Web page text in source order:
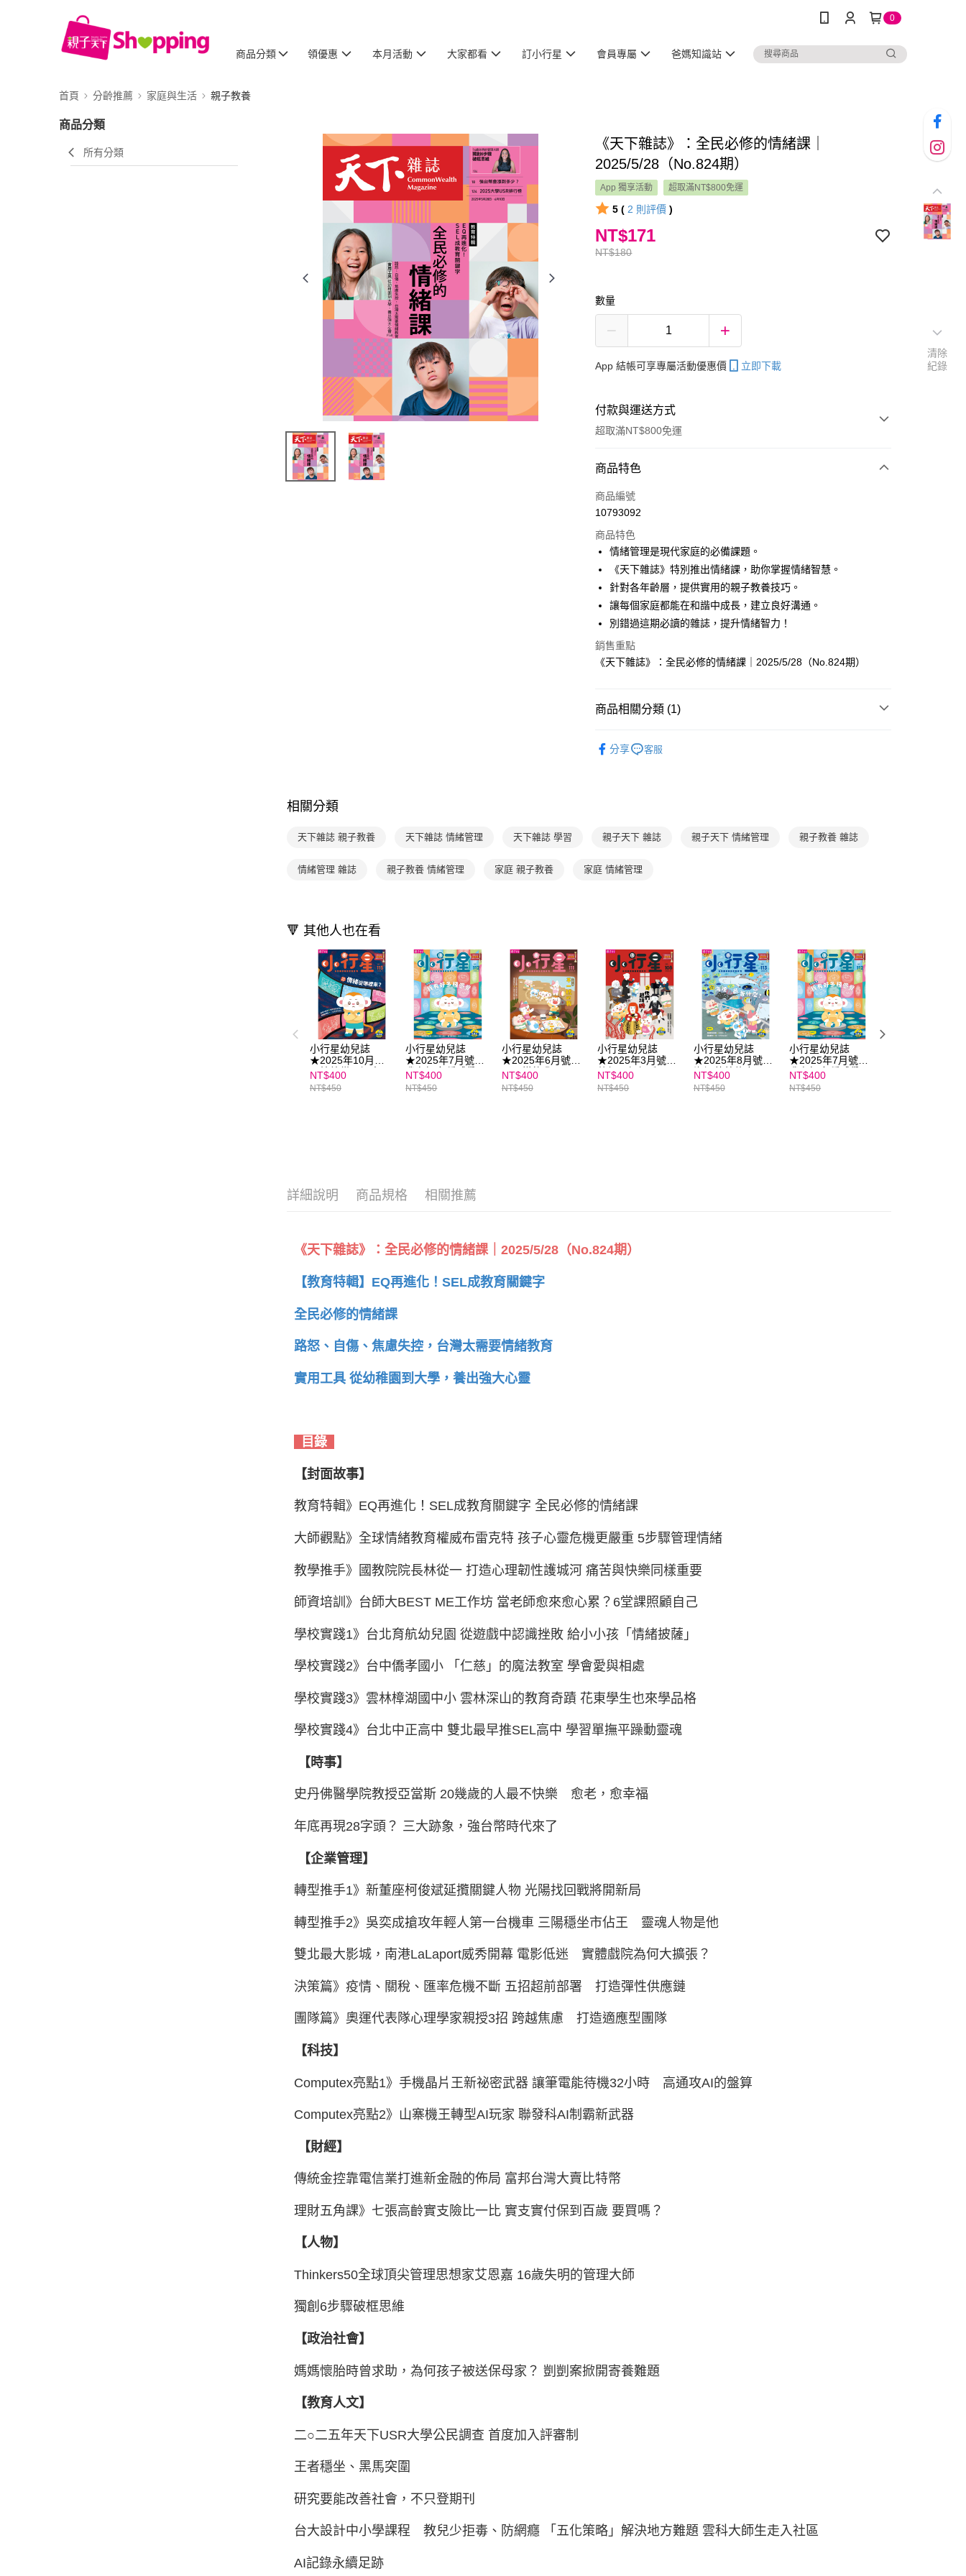
0
商品分類 領優惠 本月活動 大家都看 訂小行星 會員專屬 爸媽知識站
首頁 分齡推薦 家庭與生活 親子教養
商品分類
所有分類
《天下雜誌》：全民必修的情緒課｜
2025/5/28（No.824期）
App 獨享活動 超取滿NT$800免運
5 ( 2 則評價 )
NT$180
NT$171
數量
App 結帳可享專屬活動優惠價 立即下載
付款與運送方式
超取滿NT$800免運
付款方式
信用卡一次付款
Apple Pay
大哥付你分期
相關說明
【大哥付你分期使用說明】
1.本服務由台灣大哥大提供，台灣大哥大用戶可立即使用無須另外申請。
2.付款方式選擇「大哥付你分期」，訂單成立後會自動跳轉到大哥付的交易
流程，驗證手機門號後，選擇欲分期的期數、繳款截止日，確認付款後即
完成交易。
3.實際核准額度、可分期數及費用金額請依後續交易確認頁面所載為準。
無法說明評估內容。
醒簡訊。
款買賣價金債權讓與本公司後，依約使用本公司帳單繳交帳款。
資料（包含姓名、電話或地址）提供予台灣大哥大進項蒐集、處理及利
用，由本公司與您本人進行分期帳單所需資料之確認、核對及更正。
【關於「AFTEE先享後付」】
AFTEE先享後付是「在收到商品之後才付款」的支付方式。 讓您購物簡單
３．安心：先確認商品／服務後，再付款。
１．於結帳方式選擇「AFTEE先享後付」後，將跳轉至「AFTEE先享後
先享後付繳納相關費用。
是否繳費成功／繳費後需取消欲退款等相關疑問，請聯繫「AFTEE先享後
２．關於個人資料處理事宜，請瀏覽以下網址：
https://aftee.tw/terms/#terms3
３．未成年的使用者請事先徵得法定代理人或監護人之同意方可使用
「AFTEE先享後付」，若未經同意申辦者引起之損失，本公司不負相關責
任。
４．使用「AFTEE先享後付」時，將依據個別帳號之用戶狀況，依本公司
即時審查核予不同之上限額度；若仍有額度不足之情形，本公司將視審查
結果請求用戶進行身份認證。
５．嚴禁一人註冊多個帳號或使用他人資訊註冊。若發現惡意使用之情
形，恩沛科技股份有限公司將有權停止該用戶之使用額度並採取法律行
動。
ATM付款
運送方式
每筆NT$70，滿NT$800(含以上)免運費
每筆NT$70，滿NT$800(含以上)免運費
離島宅配（澎湖、金門、馬祖、小琉球；不適用於郵局i郵箱）
商品特色
商品編號
10793092
商品特色
情緒管理是現代家庭的必備課題。
《天下雜誌》特別推出情緒課，助你掌握情緒智慧。
針對各年齡層，提供實用的親子教養技巧。
讓每個家庭都能在和諧中成長，建立良好溝通。
別錯過這期必讀的雜誌，提升情緒智力！
銷售重點
《天下雜誌》：全民必修的情緒課｜2025/5/28（No.824期）
商品相關分類 (1)
分享
客服
相關分類
天下雜誌 親子教養 天下雜誌 情緒管理 天下雜誌 學習 親子天下 雜誌 親子天下 情緒管理 親子教養 雜誌
情緒管理 雜誌 親子教養 情緒管理 家庭 親子教養 家庭 情緒管理
🔻 其他人也在看
小行星幼兒誌
★2025年10月號
★情緒從哪裡來？
NT$400
NT$450
小行星幼兒誌
★2025年7月號★
我有好多種感覺
★SEL情緒教育推
薦
NT$400
NT$450
小行星幼兒誌
★2025年6月號★
不一樣的我 ★SEL
情緒教育推薦
NT$400
NT$450
小行星幼兒誌
★2025年3月號★
他們，超級酷！
NT$400
NT$450
小行星幼兒誌
★2025年8月號★
海裡藏著什麼？
NT$400
NT$450
小行星幼兒誌
★2025年7月號★
我有好多種感覺
NT$400
NT$450
詳細說明 商品規格 相關推薦
《天下雜誌》：全民必修的情緒課｜2025/5/28（No.824期）
【教育特輯】EQ再進化！SEL成教育關鍵字
全民必修的情緒課
路怒、自傷、焦慮失控，台灣太需要情緒教育
實用工具 從幼稚園到大學，養出強大心靈
目錄
【封面故事】
教育特輯》EQ再進化！SEL成教育關鍵字 全民必修的情緒課
大師觀點》全球情緒教育權威布雷克特 孩子心靈危機更嚴重 5步驟管理情緒
教學推手》國教院院長林從一 打造心理韌性護城河 痛苦與快樂同樣重要
師資培訓》台師大BEST ME工作坊 當老師愈來愈心累？6堂課照顧自己
學校實踐1》台北育航幼兒園 從遊戲中認識挫敗 給小小孩「情緒披薩」
學校實踐2》台中僑孝國小 「仁慈」的魔法教室 學會愛與相處
學校實踐3》雲林樟湖國中小 雲林深山的教育奇蹟 花東學生也來學品格
學校實踐4》台北中正高中 雙北最早推SEL高中 學習單撫平躁動靈魂
【時事】
史丹佛醫學院教授亞當斯 20幾歲的人最不快樂 愈老，愈幸福
年底再現28字頭？ 三大跡象，強台幣時代來了
【企業管理】
轉型推手1》新董座柯俊斌延攬關鍵人物 光陽找回戰將開新局
轉型推手2》吳奕成搶攻年輕人第一台機車 三陽穩坐市佔王 靈魂人物是他
雙北最大影城，南港LaLaport威秀開幕 電影低迷 實體戲院為何大擴張？
決策篇》疫情、關稅、匯率危機不斷 五招超前部署 打造彈性供應鏈
團隊篇》奧運代表隊心理學家親授3招 跨越焦慮 打造適應型團隊
【科技】
Computex亮點1》手機晶片王新祕密武器 讓筆電能待機32小時 高通攻AI的盤算
Computex亮點2》山寨機王轉型AI玩家 聯發科AI制霸新武器
【財經】
傳統金控靠電信業打進新金融的佈局 富邦台灣大賣比特幣
理財五角課》七張高齡實支險比一比 實支實付保到百歲 要買嗎？
【人物】
Thinkers50全球頂尖管理思想家艾恩嘉 16歲失明的管理大師
獨創6步驟破框思維
【政治社會】
媽媽懷胎時曾求助，為何孩子被送保母家？ 剴剴案掀開寄養難題
【教育人文】
二○二五年天下USR大學公民調查 首度加入評審制
王者穩坐、黑馬突圍
研究要能改善社會，不只登期刊
台大設計中小學課程 教兒少拒毒、防網癮 「五化策略」解決地方難題 雲科大師生走入社區
AI記錄永續足跡
清除
紀錄